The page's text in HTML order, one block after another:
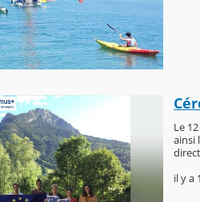
Le
ainsi
il y a